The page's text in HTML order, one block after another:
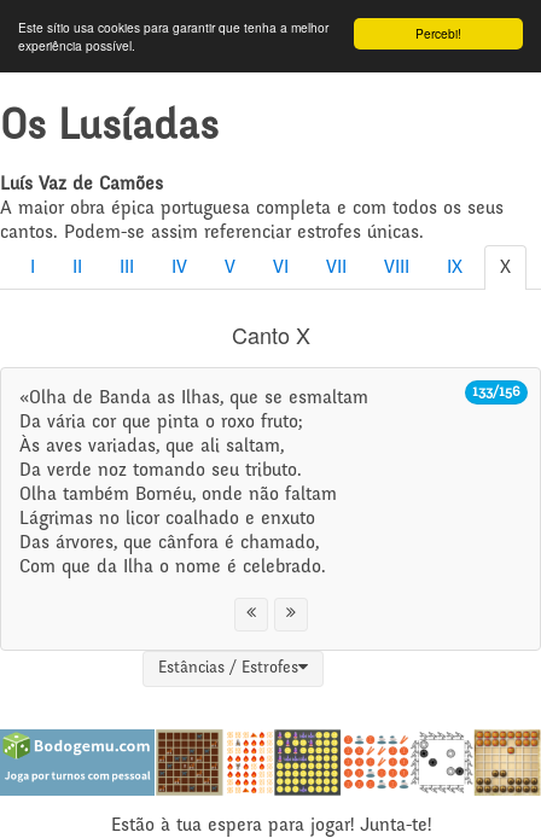
Percebi!
Este sítio usa cookies para garantir que tenha a melhor
experiência possível.
Os Lusíadas
Luís Vaz de Camões
A maior obra épica portuguesa completa e com todos os seus
cantos. Podem-se assim referenciar estrofes únicas.
IV V VI VII VIII IX X
Canto X
133/156
«Olha de Banda as Ilhas, que se esmaltam
Da vária cor que pinta o roxo fruto;
Às aves variadas, que ali saltam,
Da verde noz tomando seu tributo.
Olha também Bornéu, onde não faltam
Lágrimas no licor coalhado e enxuto
Das árvores, que cânfora é chamado,
Com que da Ilha o nome é celebrado.
Estâncias / Estrofes
Estão à tua espera para jogar! Junta-te!